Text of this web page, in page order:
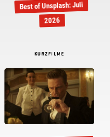
Best of Unsplash: Juli
2026
KURZFILME